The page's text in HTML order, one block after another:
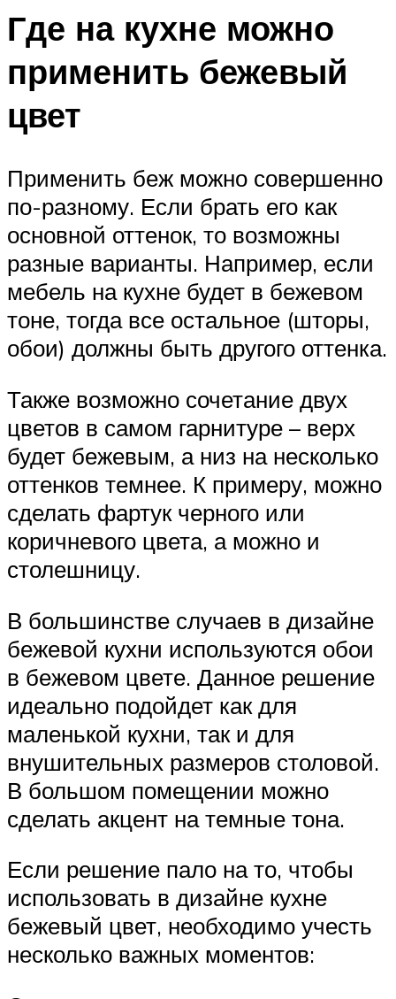
Где на кухне можно
применить бежевый
цвет
Применить беж можно совершенно
по-разному. Если брать его как
основной оттенок, то возможны
разные варианты. Например, если
мебель на кухне будет в бежевом
тоне, тогда все остальное (шторы,
обои) должны быть другого оттенка.
Также возможно сочетание двух
цветов в самом гарнитуре – верх
будет бежевым, а низ на несколько
оттенков темнее. К примеру, можно
сделать фартук черного или
коричневого цвета, а можно и
столешницу.
В большинстве случаев в дизайне
бежевой кухни используются обои
в бежевом цвете. Данное решение
идеально подойдет как для
маленькой кухни, так и для
внушительных размеров столовой.
В большом помещении можно
сделать акцент на темные тона.
Если решение пало на то, чтобы
использовать в дизайне кухне
бежевый цвет, необходимо учесть
несколько важных моментов: